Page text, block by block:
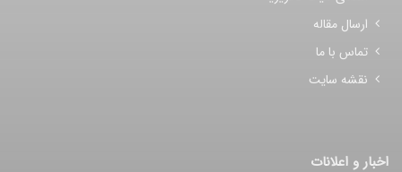
ارسال مقاله
تماس با ما
نقشه سایت
اخبار و اعلانات